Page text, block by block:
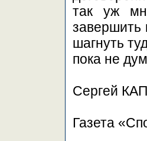
так уж
завершить
шагнуть
пока не
Сергей
Газета